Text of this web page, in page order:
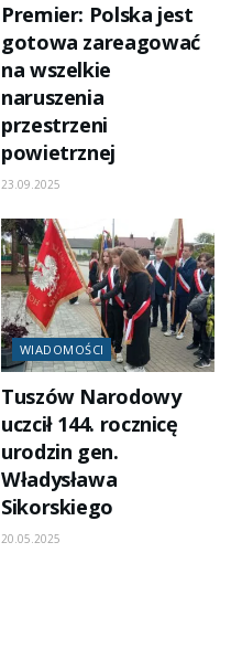
Premier: Polska jest
gotowa zareagować
na wszelkie
naruszenia
przestrzeni
powietrznej
23.09.2025
WIADOMOŚCI
Tuszów Narodowy
uczcił 144. rocznicę
urodzin gen.
Władysława
Sikorskiego
20.05.2025